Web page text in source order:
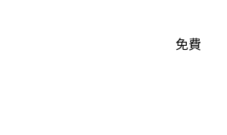
免費